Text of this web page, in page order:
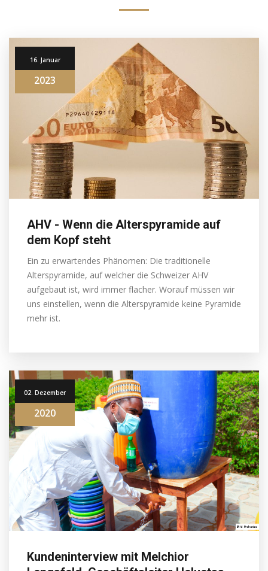
16. Januar
2023
AHV - Wenn die Alterspyramide auf
dem Kopf steht
Ein zu erwartendes Phänomen: Die traditionelle
Alterspyramide, auf welcher die Schweizer AHV
aufgebaut ist, wird immer flacher. Worauf müssen wir
uns einstellen, wenn die Alterspyramide keine Pyramide
mehr ist.
02. Dezember
2020
Kundeninterview mit Melchior